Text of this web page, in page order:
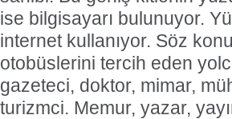
ise bilgisayarı bulunuyor.
internet kullanıyor. Söz
otobüslerini tercih eden
gazeteci, doktor, mimar,
turizmci. Memur, yazar,